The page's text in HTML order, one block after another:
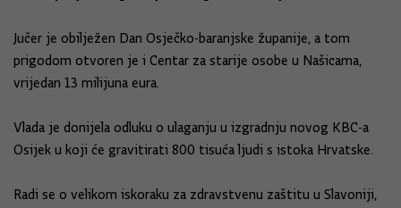
Jučer je obilježen Dan Osječko-baranjske županije, a tom
prigodom otvoren je i Centar za starije osobe u Našicama,
vrijedan 13 milijuna eura.
Vlada je donijela odluku o ulaganju u izgradnju novog KBC-a
Osijek u koji će gravitirati 800 tisuća ljudi s istoka Hrvatske.
Radi se o velikom iskoraku za zdravstvenu zaštitu u Slavoniji,